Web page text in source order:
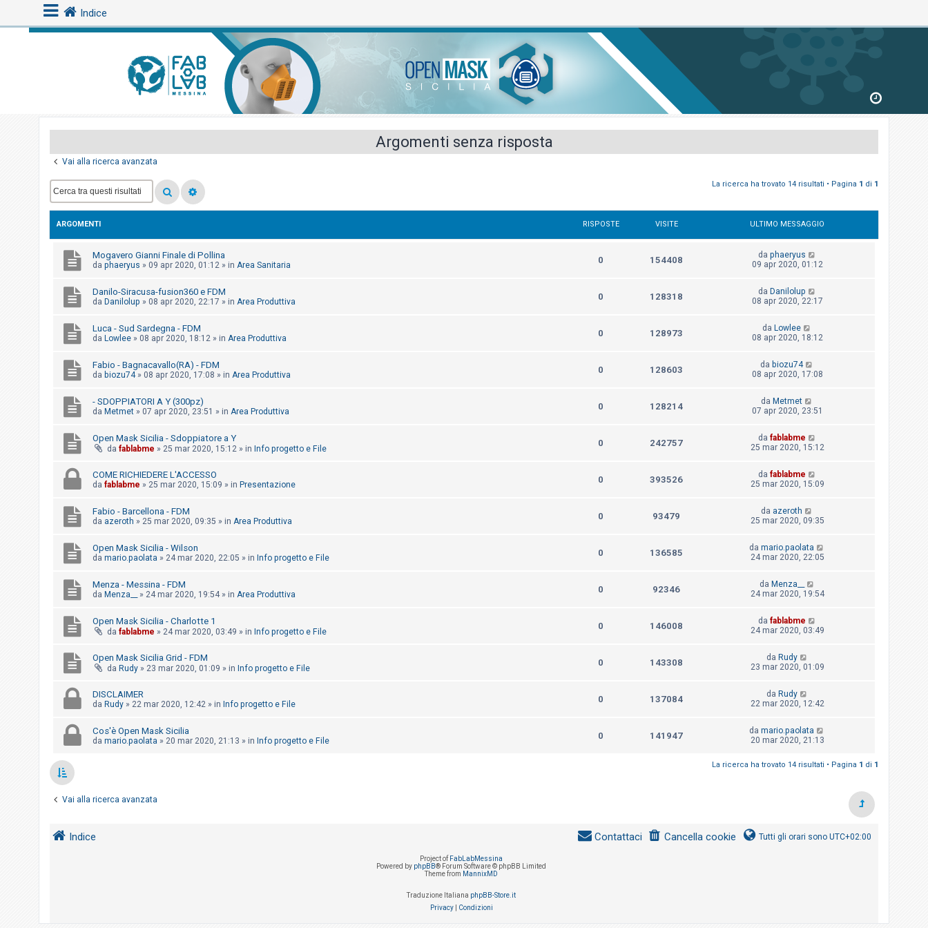
Indice
Argomenti senza risposta
Vai alla ricerca avanzata
La ricerca ha trovato 14 risultati • Pagina 1 di 1
ARGOMENTI RISPOSTE VISITE ULTIMO MESSAGGIO
Mogavero Gianni Finale di Pollina
da phaeryus » 09 apr 2020, 01:12 » in Area Sanitaria 0 154408 da phaeryus
09 apr 2020, 01:12
Danilo-Siracusa-fusion360 e FDM
da Danilolup » 08 apr 2020, 22:17 » in Area Produttiva 0 128318 da Danilolup
08 apr 2020, 22:17
Luca - Sud Sardegna - FDM
da Lowlee » 08 apr 2020, 18:12 » in Area Produttiva 0 128973 da Lowlee
08 apr 2020, 18:12
Fabio - Bagnacavallo(RA) - FDM
da biozu74» 08 apr 2020, 17:08 » in Area Produttiva 0 128603 da biozu74
08 apr 2020, 17:08
- SDOPPIATORI A Y (300pz)
da Metmet » 07 apr 2020, 23:51 » in Area Produttiva 0 128214 da Metmet
07 apr 2020, 23:51
Open Mask Sicilia - Sdoppiatore a Y
da fablabme » 25 mar 2020, 15:12 » in Info progetto e File
0 242757 da fablabme
25 mar 2020, 15:12
COME RICHIEDERE L'ACCESSO
da fablabme » 25 mar 2020, 15:09 » in Presentazione 0 393526 da fablabme
25 mar 2020, 15:09
Fabio - Barcellona - FDM
da azeroth » 25 mar 2020, 09:35 » in Area Produttiva 0 93479 da azeroth
25 mar 2020, 09:35
Open Mask Sicilia - Wilson
da mario.paolata » 24 mar 2020, 22:05 » in Info progetto e File 0 136585 damario.paolata
24 mar 2020, 22:05
Menza - Messina - FDM
da Menza__ » 24 mar 2020, 19:54» in Area Produttiva 0 92346 da Menza__
24 mar 2020, 19:54
Open Mask Sicilia - Charlotte 1
da fablabme » 24 mar 2020, 03:49 » in Info progetto e File
0 146008 da fablabme
24 mar 2020, 03:49
Open Mask Sicilia Grid - FDM
da Rudy » 23 mar 2020, 01:09 » in Info progetto e File
0 143308 da Rudy
23 mar 2020, 01:09
DISCLAIMER
da Rudy » 22 mar 2020, 12:42 » in Info progetto e File 0 137084 da Rudy
22 mar 2020, 12:42
Cos'è Open Mask Sicilia
da mario.paolata » 20 mar 2020, 21:13 » in Info progetto e File 0 141947 damario.paolata
20 mar 2020, 21:13
La ricerca ha trovato 14 risultati • Pagina 1 di 1
Vai alla ricerca avanzata
Indice Tutti gli orari sono UTC+02:00
Cancella cookie
Contattaci
Project of FabLabMessina
Powered by phpBB® Forum Software © phpBB Limited
Theme from MannixMD
Traduzione Italiana phpBB-Store.it
Privacy| Condizioni